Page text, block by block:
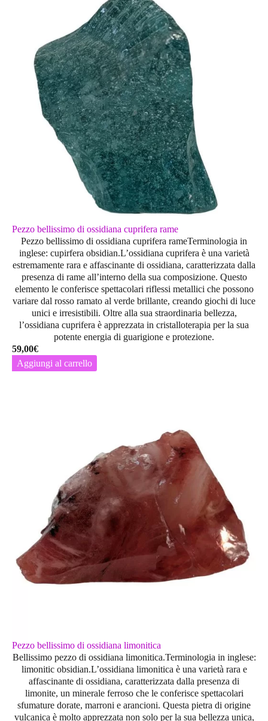
Pezzo bellissimo di ossidiana cuprifera rame
Pezzo bellissimo di ossidiana cuprifera rameTerminologia in
inglese: cupirfera obsidian.L’ossidiana cuprifera è una varietà
estremamente rara e affascinante di ossidiana, caratterizzata dalla
presenza di rameall’interno della sua composizione. Questo
elemento le conferisce spettacolari riflessi metallici che possono
variare dal rosso ramato al verde brillante, creando giochi di luce
unici e irresistibili. Oltre alla sua straordinaria bellezza,
l’ossidiana cuprifera è apprezzata in cristalloterapia per la sua
potente energia di guarigione e protezione.
59,00€
Aggiungi al carrello
Pezzo bellissimo di ossidiana limonitica
Bellissimo pezzo di ossidiana limonitica.Terminologia in inglese:
limonitic obsidian.L’ossidiana limonitica è una varietà rara e
affascinante di ossidiana, caratterizzata dalla presenza di
limonite, un minerale ferroso che le conferisce spettacolari
sfumature dorate, marroni e arancioni. Questa pietra di origine
vulcanica è molto apprezzata non solo per la sua bellezza unica,